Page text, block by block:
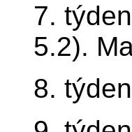
7.
5.2).
8.